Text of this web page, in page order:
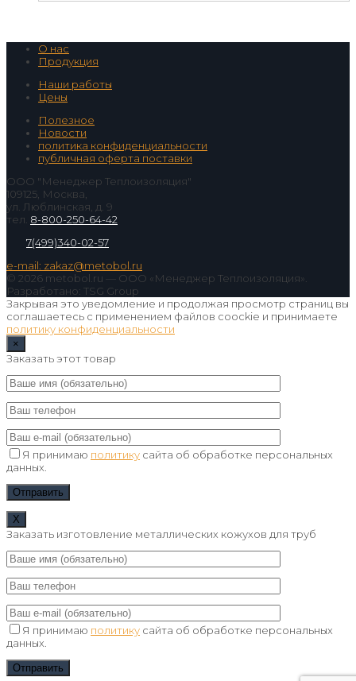
О нас
Продукция
Наши работы
Цены
Полезное
Новости
политика конфиденциальности
публичная оферта поставки
ООО "Менеджер Теплоизоляция"
109125, Москва,
ул. Люблинская, д. 9
тел. 8-800-250-64-42
7(499)340-02-57
e-mail: zakaz@metobol.ru
© 2026 metobol.ru — ООО «Менеджер Теплоизоляция».
Разработано: TSG Group
Закрывая это уведомление и продолжая просмотр страниц вы
соглашаетесь с применением файлов coockie и принимаете
политику конфиденциальности
×
Заказать этот товар
Я принимаю политику сайта об обработке персональных
данных.
Х
Заказать изготовление металлических кожухов для труб
Я принимаю политику сайта об обработке персональных
данных.